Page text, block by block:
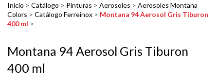
Inicio > Catálogo > Pinturas > Aerosoles > Aerosoles Montana
Colors > Catálogo Ferreinox > Montana 94 Aerosol Gris Tiburon
400 ml >
Montana 94 Aerosol Gris Tiburon
400 ml